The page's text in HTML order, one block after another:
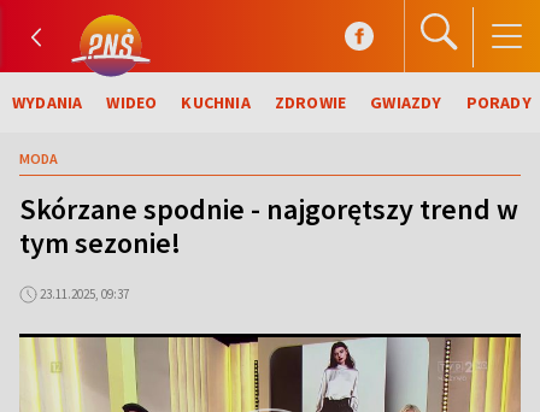
WYDANIA WIDEO KUCHNIA ZDROWIE GWIAZDY PORADY
MODA
Skórzane spodnie - najgorętszy trend w
tym sezonie!
23.11.2025, 09:37